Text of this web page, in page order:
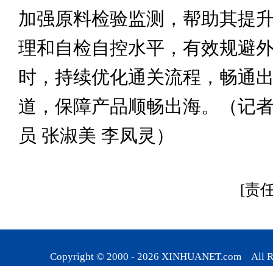
加强原料检验监测，帮助其提
理和自检自控水平，有效规避
时，持续优化通关流程，畅通
道，保障产品顺畅出海。（记
员 张淑美 李凤灵）
[责
Copyright © 2000 - 2026 XINHUANET.com All